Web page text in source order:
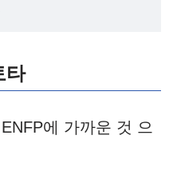
타
에 가까운 것 으